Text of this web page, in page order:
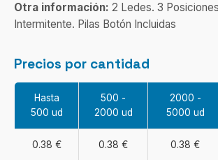
Otra información: 2 Ledes. 3
Intermitente. Pilas Botón Incluidas
Precios por cantidad
Hasta
500 ud
500 -
2000 ud
2000 -
5000 ud
0.38 € 0.38 € 0.38 €